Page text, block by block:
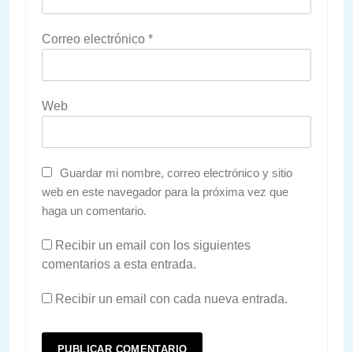
Correo electrónico *
Web
Guardar mi nombre, correo electrónico y sitio
web en este navegador para la próxima vez que
haga un comentario.
Recibir un email con los siguientes
comentarios a esta entrada.
Recibir un email con cada nueva entrada.